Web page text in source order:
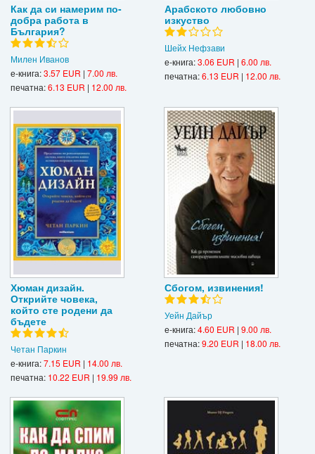
Как да си намерим по-
добра работа в
България?
Милен Иванов
е-книга:3.57 EUR | 7.00 лв.
печатна:6.13 EUR | 12.00 лв.
Арабското любовно
изкуство
Шейх Нефзави
е-книга:3.06 EUR | 6.00 лв.
печатна:6.13 EUR | 12.00 лв.
Хюман дизайн.
Открийте човека,
който сте родени да
бъдете
Четан Паркин
е-книга:7.15 EUR | 14.00 лв.
печатна: 10.22 EUR | 19.99 лв.
Сбогом, извинения!
Уейн Дайър
е-книга:4.60 EUR | 9.00 лв.
печатна:9.20 EUR | 18.00 лв.